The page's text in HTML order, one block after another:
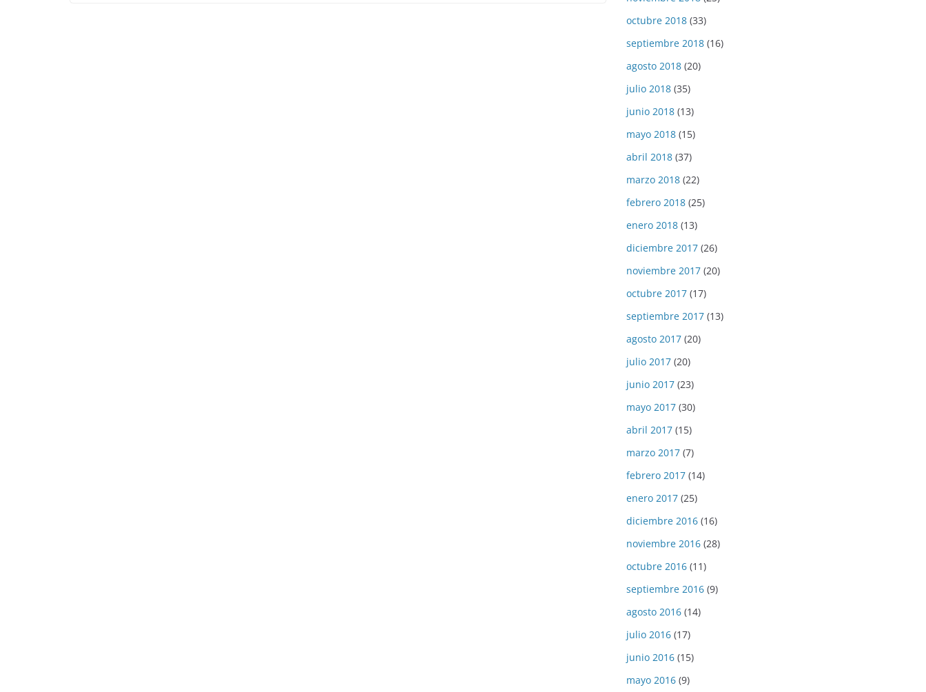
octubre 2018 (33)
septiembre 2018 (16)
agosto 2018 (20)
julio 2018 (35)
junio 2018 (13)
mayo 2018 (15)
abril 2018 (37)
marzo 2018 (22)
febrero 2018 (25)
enero 2018 (13)
diciembre 2017 (26)
noviembre 2017 (20)
octubre 2017 (17)
septiembre 2017 (13)
agosto 2017 (20)
julio 2017 (20)
junio 2017 (23)
mayo 2017 (30)
abril 2017 (15)
marzo 2017 (7)
febrero 2017 (14)
enero 2017 (25)
diciembre 2016 (16)
noviembre 2016 (28)
octubre 2016 (11)
septiembre 2016 (9)
agosto 2016 (14)
julio 2016 (17)
junio 2016 (15)
mayo 2016 (9)